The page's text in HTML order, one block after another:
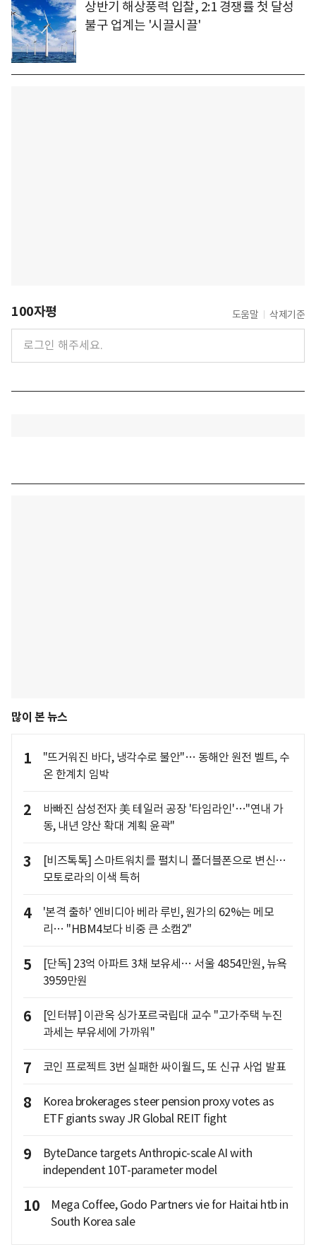
상반기 해상풍력 입찰, 2:1 경쟁률 첫 달성
불구 업계는 '시끌시끌'
100자평 도움말 삭제기준
많이 본 뉴스
1
"뜨거워진 바다, 냉각수로 불안"… 동해안 원전 벨트, 수
온 한계치 임박
2
바빠진 삼성전자 美 테일러 공장 '타임라인'…"연내 가
동, 내년 양산 확대 계획 윤곽"
3
[비즈톡톡] 스마트워치를 펼치니 폴더블폰으로 변신…
모토로라의 이색 특허
4
'본격 출하' 엔비디아 베라 루빈, 원가의 62%는 메모
리… "HBM4보다 비중 큰 소캠2"
5
[단독] 23억 아파트 3채 보유세… 서울 4854만원, 뉴욕
3959만원
6
[인터뷰] 이관옥 싱가포르국립대 교수 "고가주택 누진
과세는 부유세에 가까워"
7 코인 프로젝트 3번 실패한 싸이월드, 또 신규 사업 발표
8
Korea brokerages steer pension proxy votes as
ETF giants sway JR Global REIT fight
9
ByteDance targets Anthropic-scale AI with
independent 10T-parameter model
10
Mega Coffee, Godo Partners vie for Haitai htb in
South Korea sale